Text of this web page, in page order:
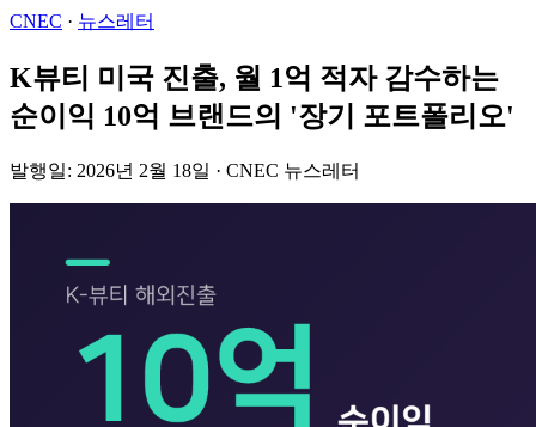
CNEC · 뉴스레터
K뷰티 미국 진출, 월 1억 적자 감수하는
순이익 10억 브랜드의 '장기 포트폴리오'
발행일: 2026년 2월 18일 · CNEC 뉴스레터